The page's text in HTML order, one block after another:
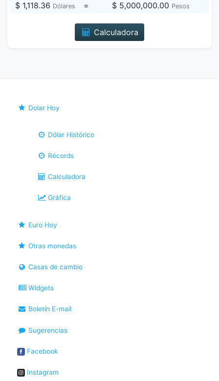
$ 1,118.36 Dólares = $ 5,000,000.00 Pesos
Calculadora
Dolar Hoy
Dólar Histórico
Récords
Calculadora
Gráfica
Euro Hoy
Otras monedas
Casas de cambio
Widgets
Boletín E-mail
Sugerencias
Facebook
Instagram